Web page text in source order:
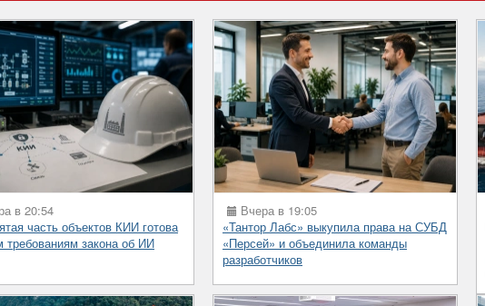
в 20:54
часть объектов КИИ готова
требованиям закона об ИИ
Вчера в 19:05
«Тантор Лабс» выкупила права на СУБД
«Персей» и объединила команды
разработчиков